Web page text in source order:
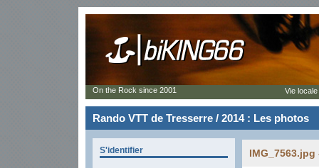
Rando VTT de Tresserre / 2014 : Les photos
S'identifier IMG_7563.jpg
On the Rock since 2001 Vie